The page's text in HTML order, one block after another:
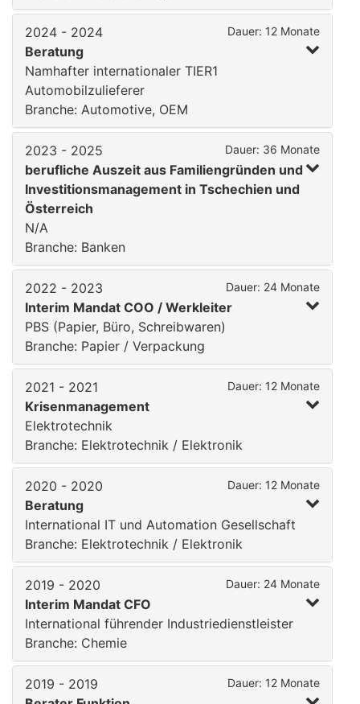
2024 - 2024 Dauer: 12 Monate
Beratung
Namhafter internationaler TIER1
Automobilzulieferer
Branche: Automotive, OEM
2023 - 2025 Dauer: 36 Monate
berufliche Auszeit aus Familiengründen und
Investitionsmanagement in Tschechien und
Österreich
N/A
Branche: Banken
2022 - 2023 Dauer: 24 Monate
Interim Mandat COO / Werkleiter
PBS (Papier, Büro, Schreibwaren)
Branche: Papier / Verpackung
2021 - 2021 Dauer: 12 Monate
Krisenmanagement
Elektrotechnik
Branche: Elektrotechnik / Elektronik
2020 - 2020 Dauer: 12 Monate
Beratung
International IT und Automation Gesellschaft
Branche: Elektrotechnik / Elektronik
2019 - 2020 Dauer: 24 Monate
Interim Mandat CFO
International führender Industriedienstleister
Branche: Chemie
2019 - 2019 Dauer: 12 Monate